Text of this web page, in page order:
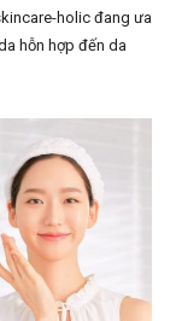
holic đang ưa
hỗn hợp đến da